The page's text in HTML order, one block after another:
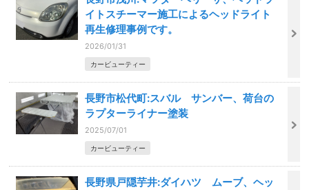
イトスチーマー施工によるヘッドライト
再生修理事例です。
2026/01/31
カービューティー
長野市松代町:スバル サンバー、荷台の
ラプターライナー塗装
2025/07/01
カービューティー
長野県戸隠芋井:ダイハツ ムーブ、ヘッ